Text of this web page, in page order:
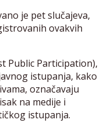
je pet slučajeva,
ovakvih
Public Participation),
istupanja, kako
označavaju
na medije i
istupanja.